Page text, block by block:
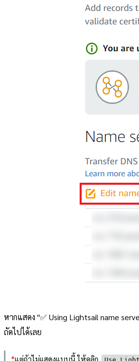
หากแสดง "✅ Using Lightsail name
ถัดไปได้เลย
*แต่ถ้าไม่แสดงแบบนี้ ให้คลิก Use